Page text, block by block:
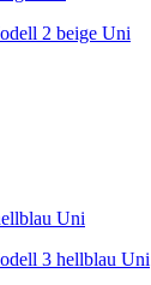
2 beige Uni
3 hellblau Uni